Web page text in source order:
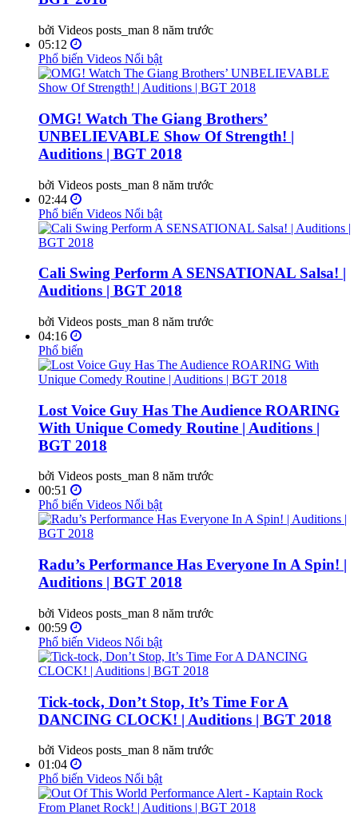
bởi Videos posts_man 8 năm trước
05:12
Phổ biến Videos Nổi bật
OMG! Watch The Giang Brothers’
UNBELIEVABLE Show Of Strength! |
Auditions | BGT 2018
bởi Videos posts_man 8 năm trước
02:44
Phổ biến Videos Nổi bật
Cali Swing Perform A SENSATIONAL Salsa! |
Auditions | BGT 2018
bởi Videos posts_man 8 năm trước
04:16
Phổ biến
Lost Voice Guy Has The Audience ROARING
With Unique Comedy Routine | Auditions |
BGT 2018
bởi Videos posts_man 8 năm trước
00:51
Phổ biến Videos Nổi bật
Radu’s Performance Has Everyone In A Spin! |
Auditions | BGT 2018
bởi Videos posts_man 8 năm trước
00:59
Phổ biến Videos Nổi bật
Tick-tock, Don’t Stop, It’s Time For A
DANCING CLOCK! | Auditions | BGT 2018
bởi Videos posts_man 8 năm trước
01:04
Phổ biến Videos Nổi bật